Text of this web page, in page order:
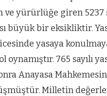
yürürlüğe giren 5237
büyük bir eksikliktir.
yasaya
765 sayılı
Anayasa
Milletin